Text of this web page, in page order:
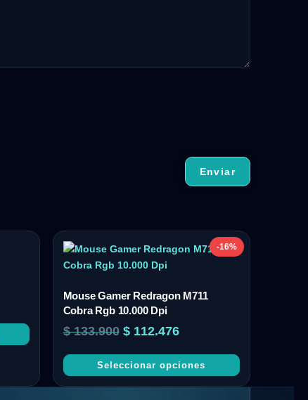
-16%
Mouse Gamer Redragon M711
Cobra Rgb 10.000 Dpi
$133.900 $112.476
Seleccionar opciones